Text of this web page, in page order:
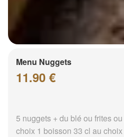
Menu Nuggets
11.90 €
5 nuggets + du blé ou frites
choix 1 boisson 33 cl au choix